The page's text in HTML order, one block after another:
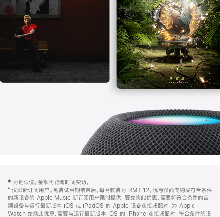
开)
页
页
脚
注
‡ 为近似值。金额可能随时间变动。
⁺ 仅限新订阅用户。免费试用期结束后，每月收费为 RMB 12。优惠仅面向购买符合条件
的新设备的 Apple Music 新订阅用户限时提供。要兑换此优惠，需要将符合条件的音
频设备与运行最新版本 iOS 或 iPadOS 的 Apple 设备连接或配对。为 Apple
Watch 兑换此优惠，需要与运行最新版本 iOS 的 iPhone 连接或配对。符合条件的设